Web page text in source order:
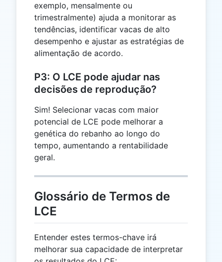
exemplo, mensalmente ou
trimestralmente) ajuda a monitorar as
tendências, identificar vacas de alto
desempenho e ajustar as estratégias de
alimentação de acordo.
P3: O LCE pode ajudar nas
decisões de reprodução?
Sim! Selecionar vacas com maior
potencial de LCE pode melhorar a
genética do rebanho ao longo do
tempo, aumentando a rentabilidade
geral.
Glossário de Termos de
LCE
Entender estes termos-chave irá
melhorar sua capacidade de interpretar